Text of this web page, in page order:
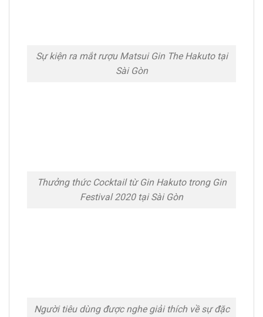
Sự kiện ra mắt rượu Matsui Gin The Hakuto tại
Sài Gòn
Thưởng thức Cocktail từ Gin Hakuto trong Gin
Festival 2020 tại Sài Gòn
Người tiêu dùng được nghe giải thích về sự đặc